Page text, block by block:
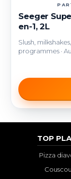
Seeger
en-1, 2L
Slush,
programmes ·
TOP
Pizza